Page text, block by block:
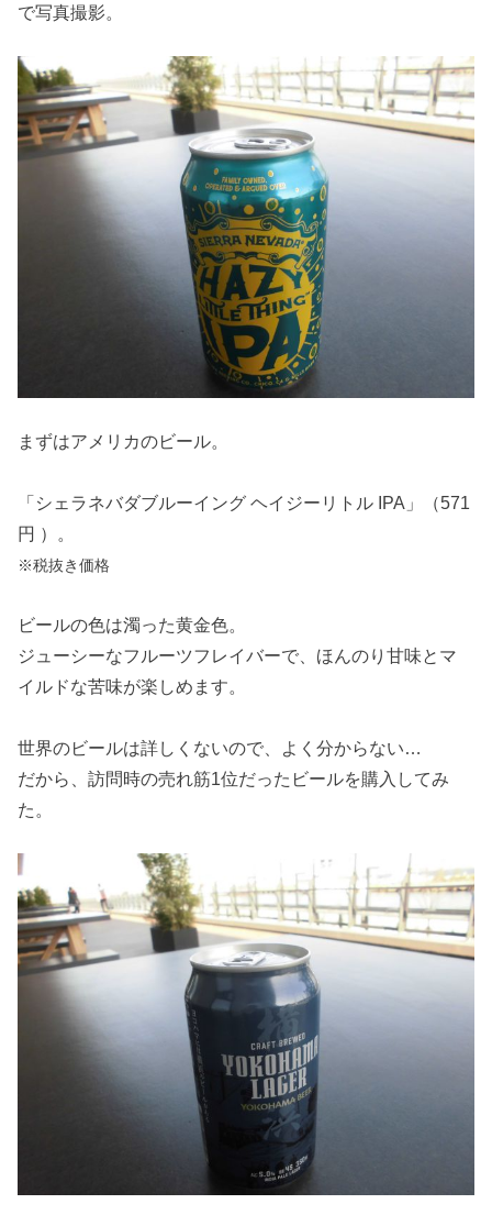
で写真撮影。
まずはアメリカのビール。
「シェラネバダブルーイング ヘイジーリトル IPA」（571
円 ）。
※税抜き価格
ビールの色は濁った黄金色。
ジューシーなフルーツフレイバーで、ほんのり甘味とマ
イルドな苦味が楽しめます。
世界のビールは詳しくないので、よく分からない…
だから、訪問時の売れ筋1位だったビールを購入してみ
た。